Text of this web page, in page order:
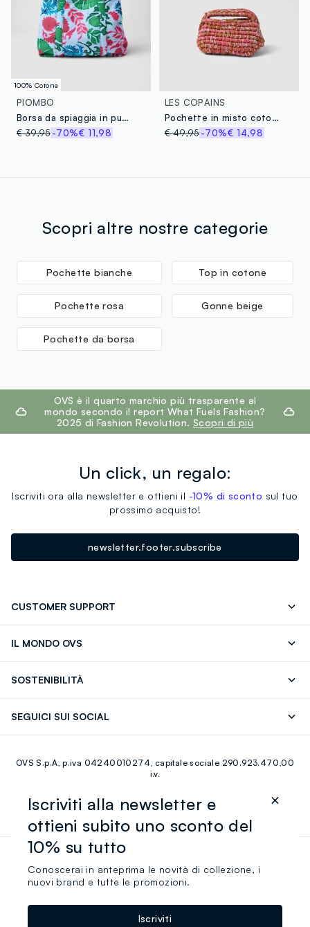
100% Cotone
PIOMBO
Borsa da spiaggia in puro cotone multicolor con motivi floreali
€ 39,95-70%€ 11,98
LES COPAINS
Pochette in misto cotone intrecciato multicolor
€ 49,95 -70%€ 14,98
Iscriviti alla newsletter e
ottieni subito uno sconto del
10% su tutto
Conoscerai in anteprima le novità di collezione, i
nuovi brand e tutte le promozioni.
Iscriviti
Scopri altre nostre categorie
Pochette bianche Top in cotone
Pochette rosa Gonne beige
Pochette da borsa
footer.ariatitleOVS è il quarto marchio più trasparente al
mondo secondo il report What Fuels Fashion?
2025 di Fashion Revolution. Scopri di più
Un click, un regalo:
Iscriviti ora alla newsletter e ottieni il -10% di sconto sul tuo
prossimo acquisto!
newsletter.footer.subscribe
CUSTOMER SUPPORT
IL MONDO OVS
Giftcard
SOSTENIBILITÀ
SEGUICI SUI SOCIAL
Youtube Linkedin
OVS S.p.A, p.iva 04240010274, capitale sociale 290.923.470,00
i.v.
it |italiano
Privacy Policy Sitemap